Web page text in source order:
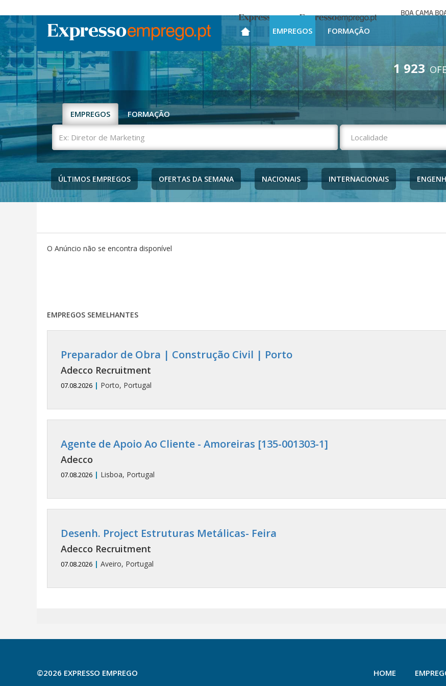
Expresso Expresso Emprego
mesa
EMPREGOS FORMAÇÃO
1 923
EMPREGOS FORMAÇÃO
Ex:
Diretor
de
ÚLTIMOS EMPREGOS
OFERTAS DA SEMANA NACIONAIS INTERNACIONAIS
O Anúncio não se encontra disponível
EMPREGOS SEMELHANTES
Preparador de Obra | Construção Civil | Porto
Adecco Recruitment
07.08.2026 | Porto, Portugal
Agente de Apoio Ao Cliente - Amoreiras [135-001303-1]
Adecco
07.08.2026 | Lisboa, Portugal
Desenh. Project Estruturas Metálicas- Feira
Adecco Recruitment
07.08.2026 | Aveiro, Portugal
©2026 EXPRESSO EMPREGO HOME